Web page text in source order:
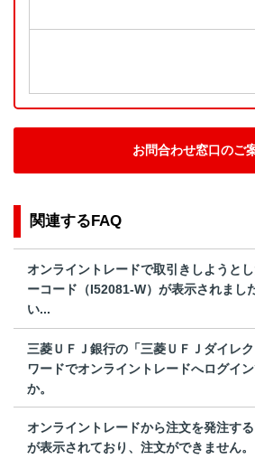
お問合わせ窓口のご
関連するFAQ
オンライントレードで取引きしようと
ーコード（I52081-W）が表示されまし
い...
三菱ＵＦＪ銀行の「三菱ＵＦＪダイレ
ワードでオンライントレードへログイ
か。
オンライントレードから注文を発注す
が表示されており、注文ができません